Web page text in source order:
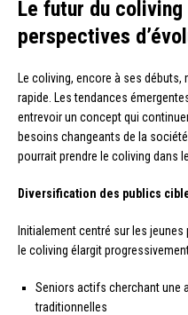
Le futur du
perspectives
Le coliving, encore à ses débuts,
rapide. Les tendances
entrevoir un concept qui
besoins changeants de la
pourrait prendre le coliving dans
Diversification des publics
Initialement centré sur les
le coliving élargit
Seniors actifs cherchant une
traditionnelles